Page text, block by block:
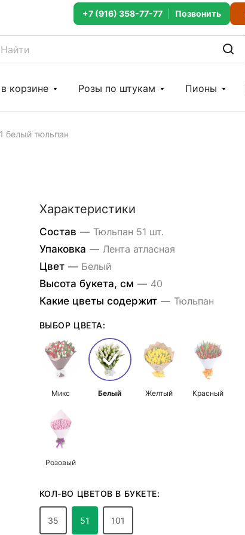
+7 (916) 358-77-77
корзине Розы по штукам Пионы
белый тюльпан
Характеристики
Состав — Тюльпан 51 шт.
Упаковка — Лента атласная
Цвет — Белый
Высота букета, см — 40
Какие цветы содержит — Тюльпан
ВЫБОР ЦВЕТА:
Микс Белый Желтый Красный
Розовый
КОЛ-ВО ЦВЕТОВ В БУКЕТЕ:
35 51 101